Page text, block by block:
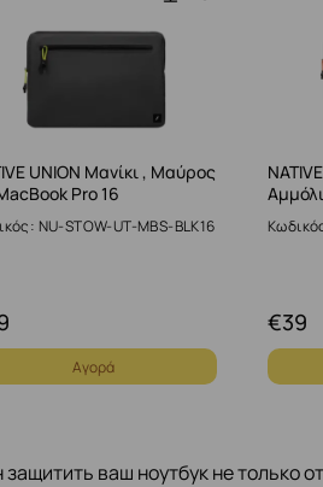
UNION Μανίκι , Μαύρος
Pro 16
NU-STOW-UT-MBS-BLK16
Αγορά
39
€
ваш ноутбук не только